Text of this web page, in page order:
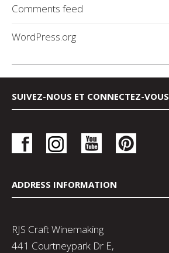
Comments feed
WordPress.org
SUIVEZ-NOUS ET CONNECTEZ-VOUS
ADDRESS INFORMATION
RJS Craft Winemaking
441 Courtneypark Dr E,